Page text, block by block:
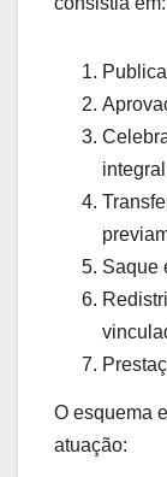
Saque
O esquema
atuação: